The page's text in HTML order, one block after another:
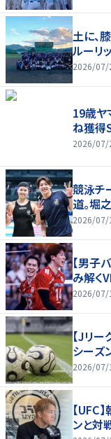
土に、
ルーリ
2026/07/
19歳ヤ
ね獲得
2026/07/
競泳チ
道。堀
2026/07/
【男子
み解く
2026/07/
【Jリ
シーズ
2026/07/
【UFC
ンと対